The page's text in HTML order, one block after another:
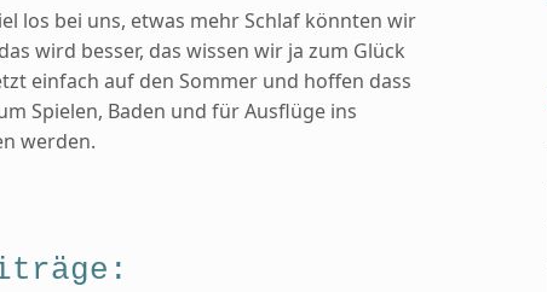
los bei uns, etwas mehr Schlaf könnten wir
wird besser, das wissen wir ja zum Glück
einfach auf den Sommer und hoffen dass
Spielen, Baden und für Ausflüge ins
werden.